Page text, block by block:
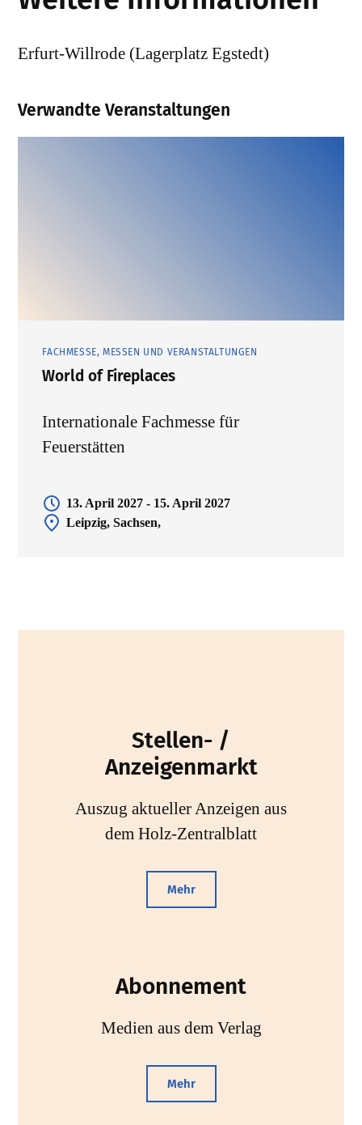
Erfurt-Willrode (Lagerplatz Egstedt)
Verwandte Veranstaltungen
FACHMESSE, MESSEN UND VERANSTALTUNGEN
World of Fireplaces
Internationale Fachmesse für
Feuerstätten
13. April 2027 - 15. April 2027
Leipzig, Sachsen,
Stellen- /
Anzeigenmarkt
Auszug aktueller Anzeigen aus
dem Holz-Zentralblatt
Mehr
Abonnement
Medien aus dem Verlag
Mehr